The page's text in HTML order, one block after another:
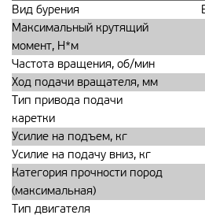
Вид бурения
Максимальный крутящий
момент, Н*м
Частота вращения, об/мин
Ход подачи вращателя, мм
Тип привода подачи
каретки
Усилие на подъем, кг
Усилие на подачу вниз, кг
Категория прочности пород
(максимальная)
Тип двигателя